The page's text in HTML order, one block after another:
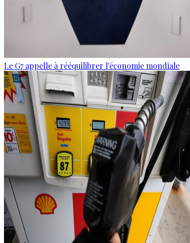
Le G7 appelle à rééquilibrer l'économie mondiale